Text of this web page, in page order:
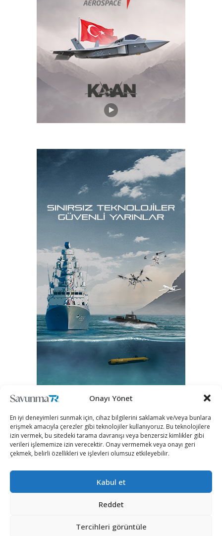
Onayı Yönet
En iyi deneyimleri sunmak için, cihaz bilgilerini saklamak ve/veya bunlara
erişmek amacıyla çerezler gibi teknolojiler kullanıyoruz. Bu teknolojilere
izin vermek, bu sitedeki tarama davranışı veya benzersiz kimlikler gibi
verileri işlememize izin verecektir. Onay vermemek veya onayı geri
çekmek, belirli özellikleri ve işlevleri olumsuz etkileyebilir.
Kabul et
Reddet
Tercihleri görüntüle